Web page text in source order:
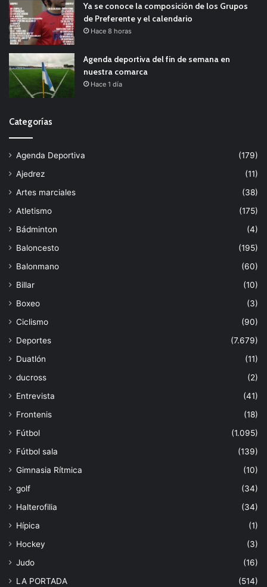
Ya se conoce la composición de los Grupos
de Preferente y el calendario
Hace 8 horas
Agenda deportiva del fin de semana en
nuestra comarca
Hace 1 día
Categorías
Agenda Deportiva
(179)
Ajedrez
(11)
Artes marciales
(38)
Atletismo
(175)
Bádminton
(4)
Baloncesto
(195)
Balonmano
(60)
Billar
(10)
Boxeo
(3)
Ciclismo
(90)
Deportes
(7.679)
Duatlón
(11)
ducross
(2)
Entrevista
(41)
Frontenis
(18)
Fútbol
(1.095)
Fútbol sala
(139)
Gimnasia Rítmica
(10)
golf
(34)
Halterofilia
(34)
Hípica
(1)
Hockey
(3)
Judo
(16)
LA PORTADA
(514)